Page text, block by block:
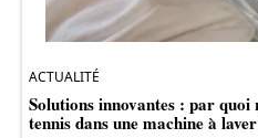
ACTUALITÉ
Solutions innovantes : par
tennis dans une machine à